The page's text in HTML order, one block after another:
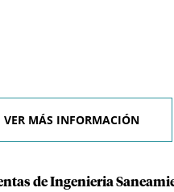
VER MÁS INFORMACIÓN
de Ingenieria